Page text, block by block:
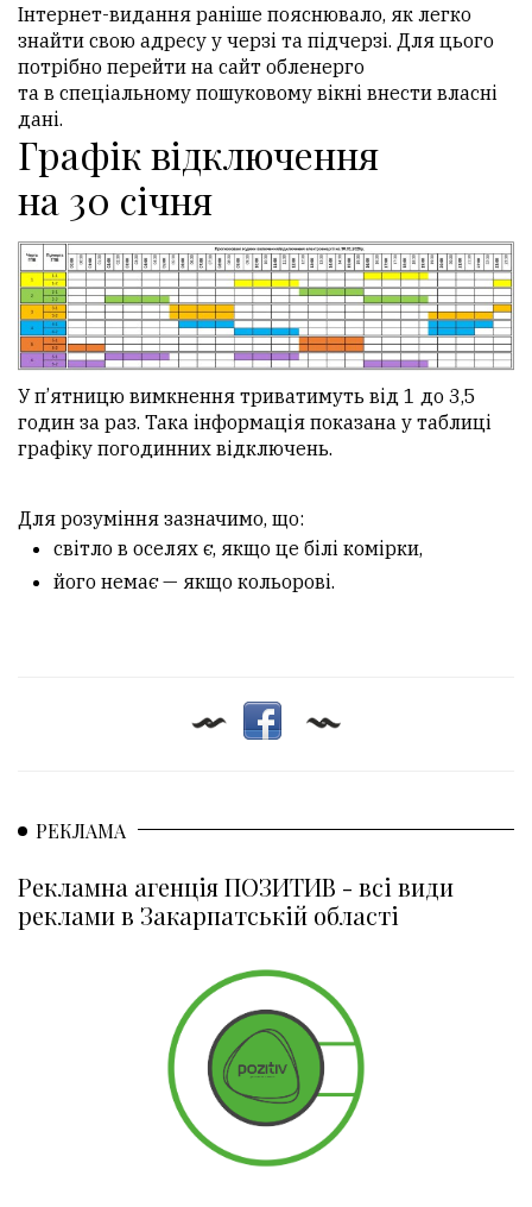
Інтернет-видання раніше пояснювало, як легко
знайти свою адресу у черзі та підчерзі. Для цього
потрібно перейти на сайт обленерго
та в спеціальному пошуковому вікні внести власні
дані.
Графік відключення
на 30 січня
У п’ятницю вимкнення триватимуть від 1 до 3,5
годин за раз. Така інформація показана у таблиці
графіку погодинних відключень.
Для розуміння зазначимо, що:
світло в оселях є, якщо це білі комірки,
його немає — якщо кольорові.
РЕКЛАМА
Рекламна агенція ПОЗИТИВ - всі види
реклами в Закарпатській області